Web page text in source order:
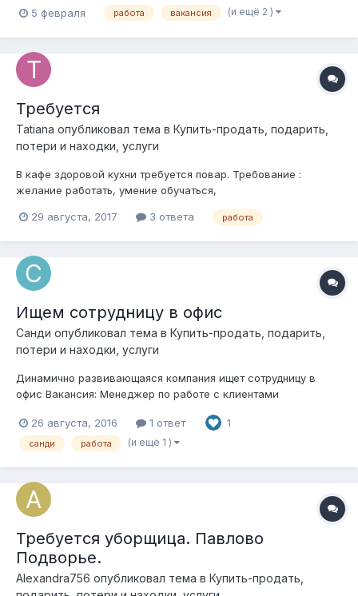
в месяц. ✅ График: 6/1, с 9:00 до 19:00 (9-часовой день). ✅
5 февраля работа вакансия (и ещё 2 )
Требуется
Tatiana опубликовал тема в Купить-продать, подарить,
потери и находки, услуги
В кафе здоровой кухни требуется повар. Требование :
желание работать, умение обучаться,
и вредных привычек. Наличие специального образования не
з/п 60000 руб. Требуется водитель с личны...
29 августа, 2017 3 ответа работа
Ищем сотрудницу в офис
Санди опубликовал тема в Купить-продать, подарить,
потери и находки, услуги
Динамично развивающаяся компания ищет сотрудницу в
офис Вакансия: Менеджер по работе с клиентами
до 18. офис расположен в районе c. Павловская Слобода
(Московская обл., Истринский район), на автомобиле от
26 августа, 2016 1 ответ 1
санди работа (и ещё 1 )
Требуется уборщица. Павлово
Подворье.
Alexandra756 опубликовал тема в Купить-продать,